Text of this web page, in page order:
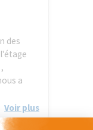
des
a
Voir plus